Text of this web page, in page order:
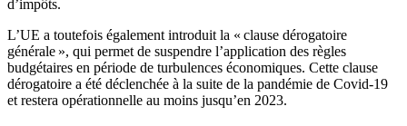
d’impôts.
L’UE a toutefois également introduit la « clause dérogatoire
générale », qui permet de suspendre l’application des règles
budgétaires en période de turbulences économiques. Cette clause
dérogatoire a été déclenchée à la suite de la pandémie de Covid-19
et restera opérationnelle au moins jusqu’en 2023.